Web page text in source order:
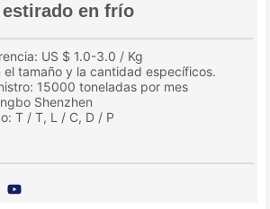
estirado en frío
US $ 1.0-3.0 / Kg
el tamaño y la cantidad específicos.
15000 toneladas por mes
Shenzhen
T / T, L / C, D / P